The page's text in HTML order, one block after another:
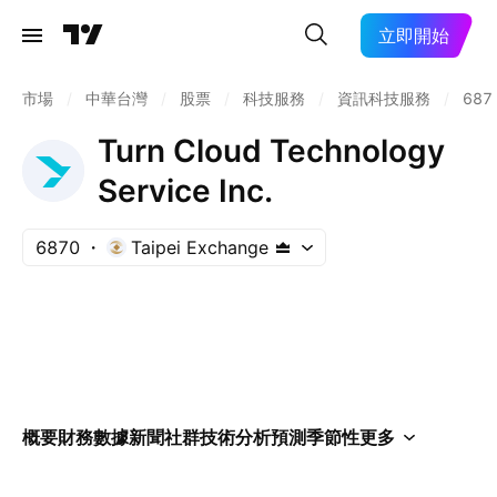
立即開始
市場 中華台灣 股票 科技服務 資訊科技服務
Turn Cloud Technology
Service Inc.
6870 Taipei Exchange
概要財務數據新聞社群技術分析預測季節性更多